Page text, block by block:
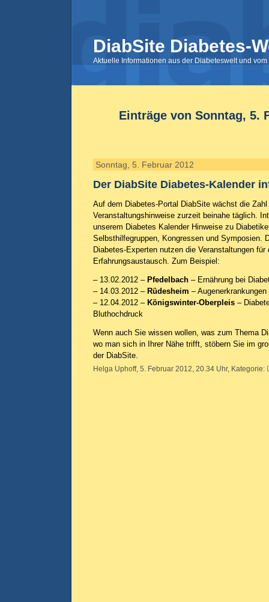
DiabSite Diabetes-
Aktuelle Informationen aus der Diabeteswelt und
Einträge von Sonntag, 5.
Sonntag, 5. Februar 2012
Der DiabSite Diabetes-Kalender
Auf dem Diabetes-Portal DiabSite wächst die Zahl
Veranstaltungshinweise zurzeit beinahe täglich.
unserem Diabetes Kalender Hinweise zu
Selbsthilfegruppen, Kongressen und Symposien.
Diabetes-Experten nutzen die Veranstaltungen
Erfahrungsaustausch. Zum Beispiel:
– 13.02.2012 – Pfedelbach – Ernährung bei
– 14.03.2012 – Rüdesheim –
– 12.04.2012 – Königswinter-Oberpleis –
Bluthochdruck
Wenn auch Sie wissen wollen, was zum Thema
wo man sich in Ihrer Nähe trifft, stöbern Sie im
der DiabSite.
Helga Uphoff, 5. Februar 2012, 20.34 Uhr, Kategorie: